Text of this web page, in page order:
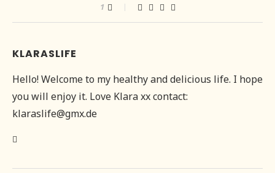
1
KLARASLIFE
Hello! Welcome to my healthy and delicious life. I hope
you will enjoy it. Love Klara xx contact:
klaraslife@gmx.de